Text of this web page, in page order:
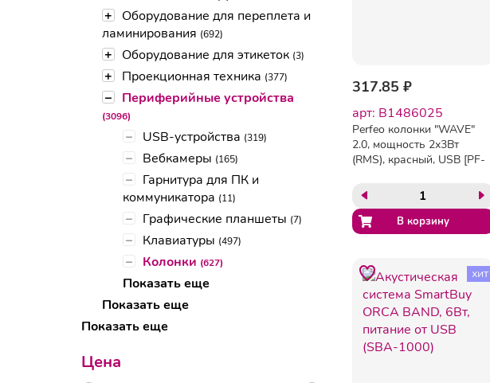
+
Оборудование для переплета и
ламинирования (692)
+ Оборудование для этикеток (3)
+ Проекционная техника (377)
– Периферийные устройства
(3096)
– USB-устройства (319)
– Вебкамеры (165)
–
Гарнитура для ПК и
коммуникатора (11)
– Графические планшеты (7)
– Клавиатуры (497)
– Колонки (627)
Показать еще
Показать еще
Показать еще
Цена
317.85 ₽
арт: B1486025
Perfeo колонки "WAVE"
2.0, мощность 2х3Вт
(RMS), красный, USB [PF-
хит